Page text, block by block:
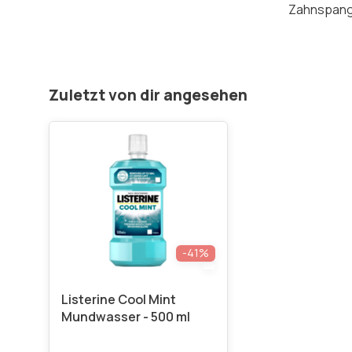
Zuletzt von dir angesehen
-41%
Listerine Cool Mint
Mundwasser - 500 ml